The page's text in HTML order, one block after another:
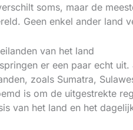
soms, maar de
Geen enkel ander land
van het land
er een paar echt
zoals Sumatra,
is om de uitgestrekte
van het land en het